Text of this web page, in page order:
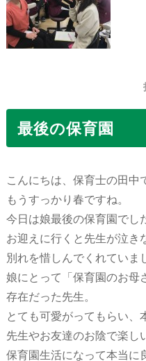
最後の保育園
こんにちは、保育士の田中
もうすっかり春ですね。
今日は娘最後の保育園でし
お迎えに行くと先生が泣き
別れを惜しんでくれていま
娘にとって「保育園のお母
存在だった先生。
とても可愛がってもらい、
先生やお友達のお陰で楽し
保育園生活になって本当に